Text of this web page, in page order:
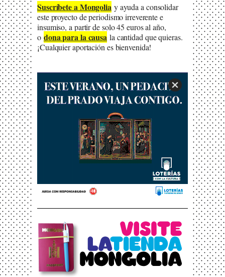
Suscríbete a Mongolia y ayuda a consolidar
este proyecto de periodismo irreverente e
insumiso, a partir de solo 45 euros al año,
o dona para la causa la cantidad que quieras.
¡Cualquier aportación es bienvenida!